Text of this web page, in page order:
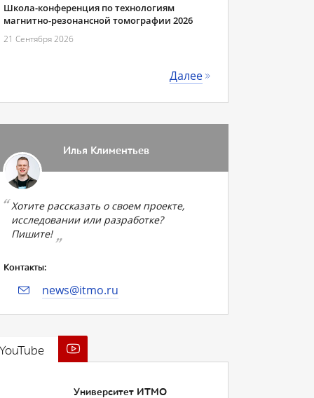
Школа-конференция по технологиям
магнитно-резонансной томографии 2026
21 Сентября 2026
Далее
Илья Климентьев
Хотите рассказать о своем проекте,
исследовании или разработке?
Пишите!
Контакты:
news@itmo.ru
Университет ИТМО